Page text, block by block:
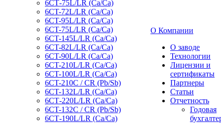
6СТ-75L/LR (Ca/Ca)
6CT-72L/LR (Ca/Ca)
6CT-95L/LR (Са/Са)
6CT-75L/LR (Ca/Ca)
6CT-145L/LR (Са/Са)
6CT-82L/LR (Са/Са)
6CT-90L/LR (Ca/Ca)
6CT-210L/LR (Ca/Ca)
6CT-100L/LR (Ca/Ca)
6CT-210C / CR (Pb/Sb)
6CT-132L/LR (Ca/Ca)
6СТ-220L/LR (Ca/Ca)
6CT-132C / CR (Pb/Sb)
6СТ-190L/LR (Ca/Ca)
О Компании
О заводе
Технологии
Лицензии и
сертификаты
Партнеры
Статьи
Отчетность
Годовая